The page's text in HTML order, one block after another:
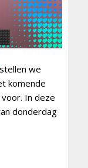
stellen we
komende
In deze
donderdag